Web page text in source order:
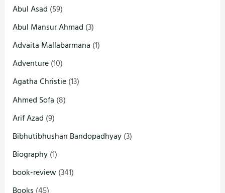
Abul Asad (59)
Abul Mansur Ahmad (3)
Advaita Mallabarmana (1)
Adventure(10)
Agatha Christie(13)
Ahmed Sofa (8)
Arif Azad (9)
Bibhutibhushan Bandopadhyay(3)
Biography(1)
book-review(341)